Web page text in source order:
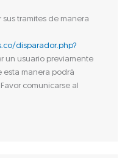
sus tramites de manera
disparador.php?
un usuario previamente
esta manera podrá
comunicarse al